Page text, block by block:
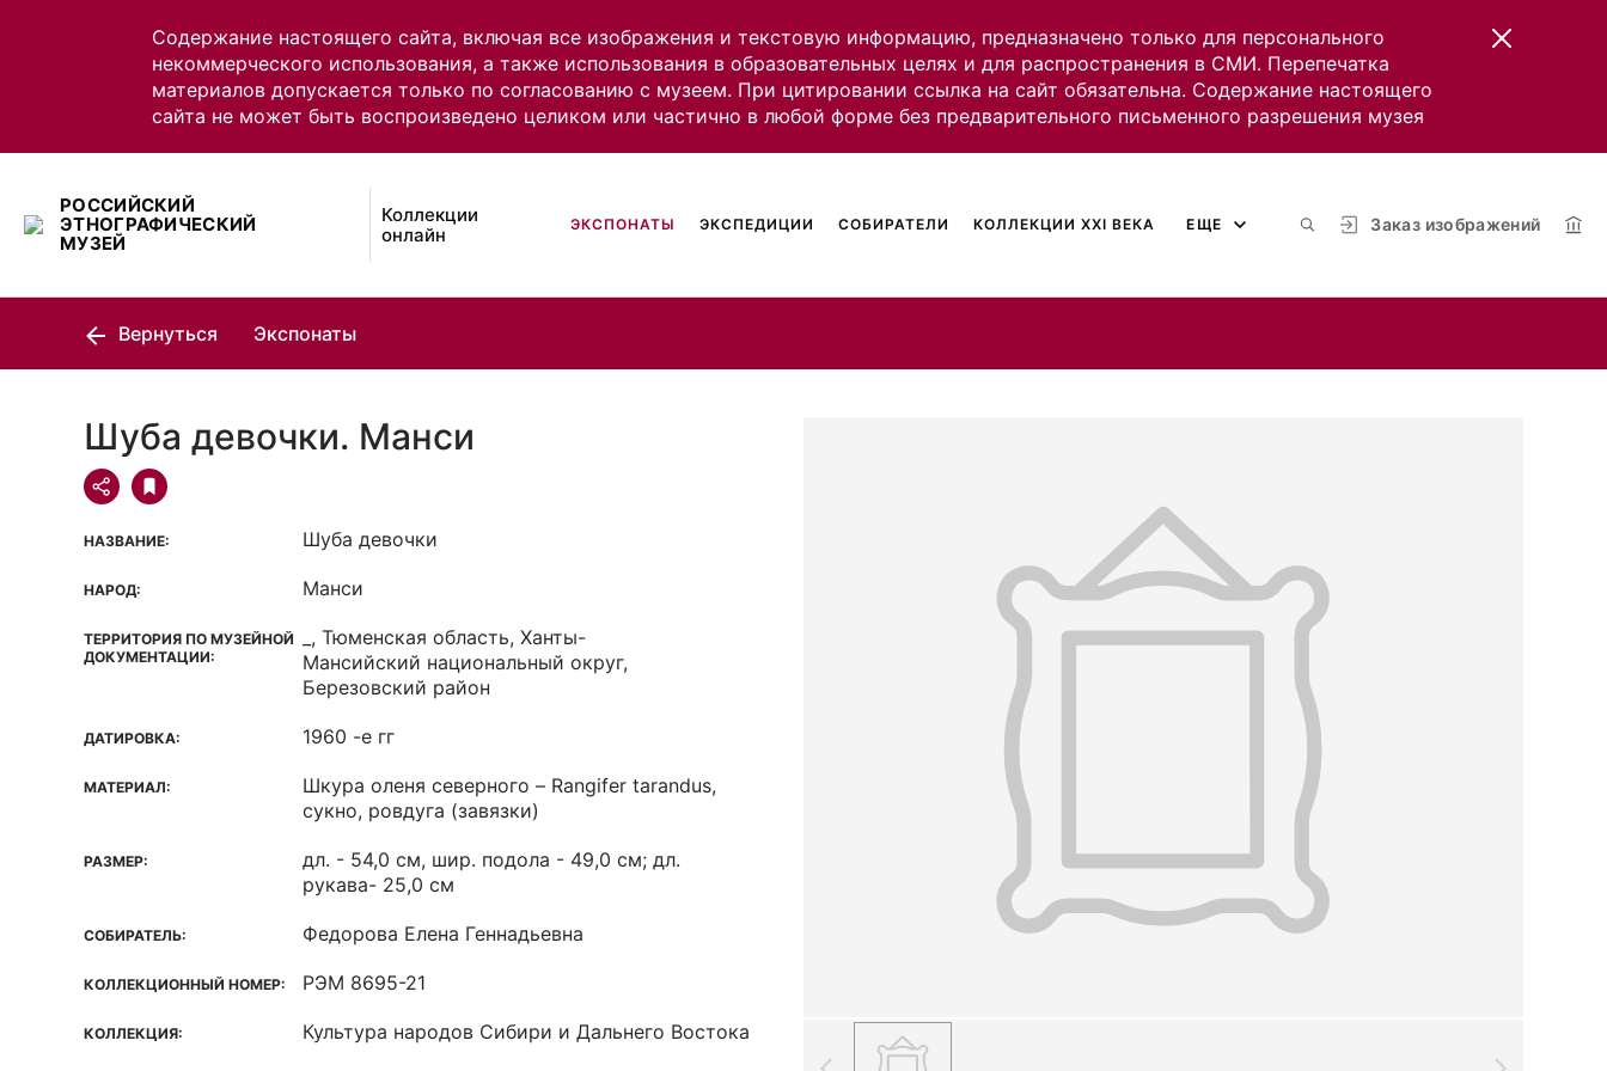
Содержание настоящего сайта, включая все изображения и текстовую информацию, предназначено только для персонального
некоммерческого использования, а также использования в образовательных целях и для распространения в СМИ. Перепечатка
материалов допускается только по согласованию с музеем. При цитировании ссылка на сайт обязательна. Содержание настоящего
сайта не может быть воспроизведено целиком или частично в любой форме без предварительного письменного разрешения музея
РОССИЙСКИЙ
ЭТНОГРАФИЧЕСКИЙ
МУЗЕЙ
Коллекции
онлайн
Заказ изображений
ЭКСПОНАТЫ ЭКСПЕДИЦИИ СОБИРАТЕЛИ КОЛЛЕКЦИИ XXI ВЕКА ЕЩЕ
Вернуться Экспонаты
Шуба девочки. Манси
НАЗВАНИЕ: Шуба девочки
НАРОД: Манси
ТЕРРИТОРИЯ ПО МУЗЕЙНОЙ
ДОКУМЕНТАЦИИ:
_, Тюменская область, Ханты-
Мансийский национальный округ,
Березовский район
ДАТИРОВКА: 1960 -е гг
МАТЕРИАЛ:
Шкура оленя северного – Rangifer tarandus,
сукно, ровдуга (завязки)
РАЗМЕР:
дл. - 54,0 см, шир. подола - 49,0 см; дл.
рукава- 25,0 см
СОБИРАТЕЛЬ: Федорова Елена Геннадьевна
КОЛЛЕКЦИОННЫЙ НОМЕР: РЭМ 8695-21
КОЛЛЕКЦИЯ: Культура народов Сибири и Дальнего Востока